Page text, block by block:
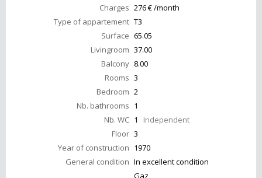
Charges 276 € /month
Type of appartement T3
Surface 65.05
Livingroom 37.00
Balcony 8.00
Rooms 3
Bedroom 2
Nb. bathrooms 1
Nb. WC 1 Independent
Floor 3
Year of construction 1970
General condition In excellent condition
Gaz